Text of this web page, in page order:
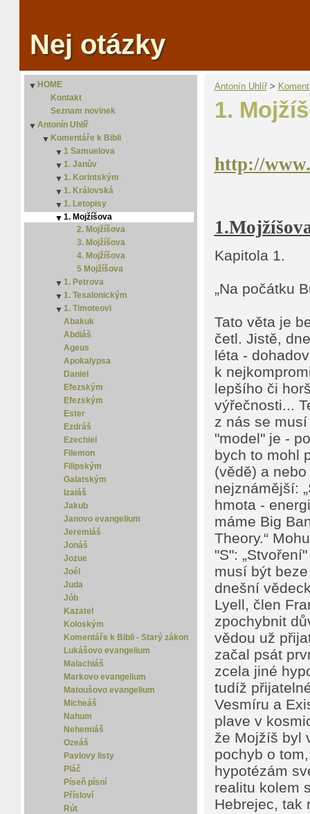
Nej otázky
▼ HOME
Kontakt
Seznam novinek
▼ Antonín Uhlíř
▼ Komentáře k Bibli
▼ 1 Samuelova
2. Samuelova
▼ 1. Janův
2. Janův
3. Janův
▼ 1. Korintským
2. Korintským
▼ 1. Královská
2. Královská
▼ 1. Letopisy
2. Letopisy
▼ 1. Mojžíšova
2. Mojžíšova
3. Mojžíšova
4. Mojžíšova
5 Mojžíšova
▼ 1. Petrova
2. Petrova
▼ 1. Tesalonickým
2. Tesalonickým
▼ 1. Timoteovi
2. Timoteovi
Abakuk
Abdiáš
Ageus
Apokalypsa
Daniel
Efezským
Efezským
Ester
Ezdráš
Ezechiel
Filemon
Filipským
Galatským
Izaiáš
Jakub
Janovo evangelium
Jeremiáš
Jonáš
Jozue
Joél
Juda
Jób
Kazatel
Koloským
Komentáře k Bibli - Starý zákon
Lukášovo evangelium
Malachiáš
Markovo evangelium
Matoušovo evangelium
Micheáš
Nahum
Nehemiáš
Ozeáš
Pavlovy listy
Pláč
Píseň písní
Přísloví
Rút
Antonín Uhlíř‎ > ‎
1.
http://
Kapitola 1.
„Na počátku
Tato věta je
četl. Jistě,
léta -
k
lepšího či
výřečnosti...
z nás se
"model" je -
bych to mohl
(vědě) a
nejznámější:
hmota -
máme Big
Theory.“
"S":
musí být
dnešní
Lyell, člen
zpochybnit
vědou už
začal psát
zcela jiné
tudíž
Vesmíru a
plave v
že Mojžíš byl
pochyb o
hypotézám
realitu kolem
Hebrejec, tak